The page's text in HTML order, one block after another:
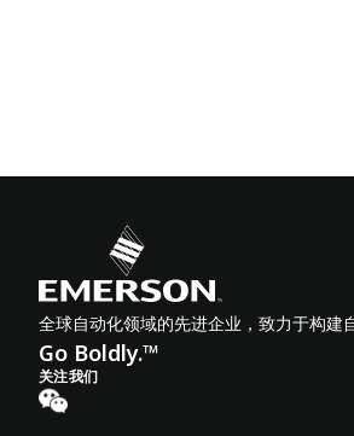
全球自动化领域的先进企业，致力于构建
Go Boldly.™
关注我们